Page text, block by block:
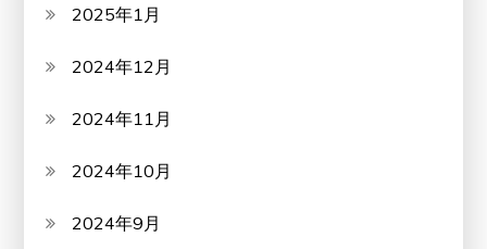
2025年1月
2024年12月
2024年11月
2024年10月
2024年9月